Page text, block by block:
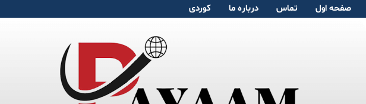
صفحە اول تماس دربارە ما کوردی